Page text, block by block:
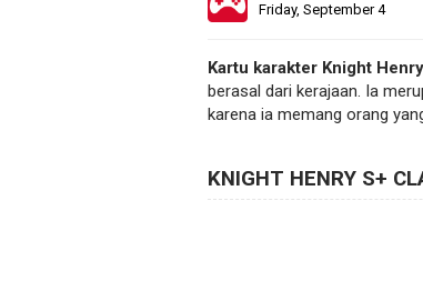
Friday, September 4
Kartu karakter Knight Henry
berasal dari kerajaan. Ia
karena ia memang orang
KNIGHT HENRY S+